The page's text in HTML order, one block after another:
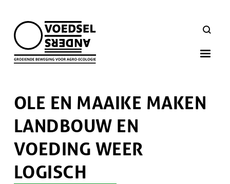
main
navigation
ZOEKEN
OLE EN MAAIKE MAKEN
LANDBOUW EN
VOEDING WEER
LOGISCH